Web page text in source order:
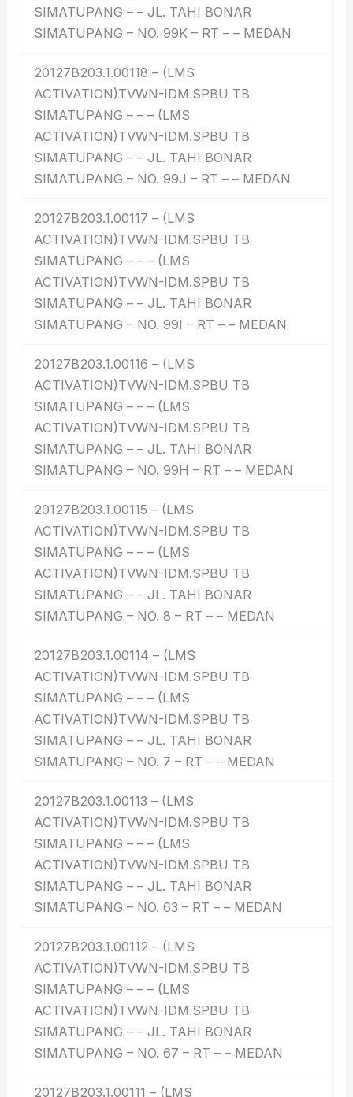
SIMATUPANG – – JL. TAHI BONAR
SIMATUPANG – NO. 99K – RT – – MEDAN
20127B203.1.00118 – (LMS
ACTIVATION)TVWN-IDM.SPBU TB
SIMATUPANG – – – (LMS
ACTIVATION)TVWN-IDM.SPBU TB
SIMATUPANG – – JL. TAHI BONAR
SIMATUPANG – NO. 99J – RT – – MEDAN
20127B203.1.00117 – (LMS
ACTIVATION)TVWN-IDM.SPBU TB
SIMATUPANG – – – (LMS
ACTIVATION)TVWN-IDM.SPBU TB
SIMATUPANG – – JL. TAHI BONAR
SIMATUPANG – NO. 99I – RT – – MEDAN
20127B203.1.00116 – (LMS
ACTIVATION)TVWN-IDM.SPBU TB
SIMATUPANG – – – (LMS
ACTIVATION)TVWN-IDM.SPBU TB
SIMATUPANG – – JL. TAHI BONAR
SIMATUPANG – NO. 99H – RT – – MEDAN
20127B203.1.00115 – (LMS
ACTIVATION)TVWN-IDM.SPBU TB
SIMATUPANG – – – (LMS
ACTIVATION)TVWN-IDM.SPBU TB
SIMATUPANG – – JL. TAHI BONAR
SIMATUPANG – NO. 8 – RT – – MEDAN
20127B203.1.00114 – (LMS
ACTIVATION)TVWN-IDM.SPBU TB
SIMATUPANG – – – (LMS
ACTIVATION)TVWN-IDM.SPBU TB
SIMATUPANG – – JL. TAHI BONAR
SIMATUPANG – NO. 7 – RT – – MEDAN
20127B203.1.00113 – (LMS
ACTIVATION)TVWN-IDM.SPBU TB
SIMATUPANG – – – (LMS
ACTIVATION)TVWN-IDM.SPBU TB
SIMATUPANG – – JL. TAHI BONAR
SIMATUPANG – NO. 63 – RT – – MEDAN
20127B203.1.00112 – (LMS
ACTIVATION)TVWN-IDM.SPBU TB
SIMATUPANG – – – (LMS
ACTIVATION)TVWN-IDM.SPBU TB
SIMATUPANG – – JL. TAHI BONAR
SIMATUPANG – NO. 67 – RT – – MEDAN
20127B203.1.00111 – (LMS